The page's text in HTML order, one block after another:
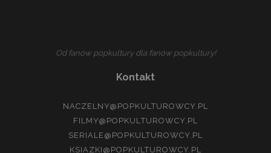
Od fanów popkultury dla fanów popkultury!
Kontakt
NACZELNY@POPKULTUROWCY.PL
FILMY@POPKULTUROWCY.PL
SERIALE@POPKULTUROWCY.PL
KSIAZKI@POPKULTUROWCY.PL